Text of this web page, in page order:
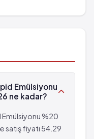
Emülsiyonu
ne kadar?
Emülsiyonu %20
fiyatı 54.29